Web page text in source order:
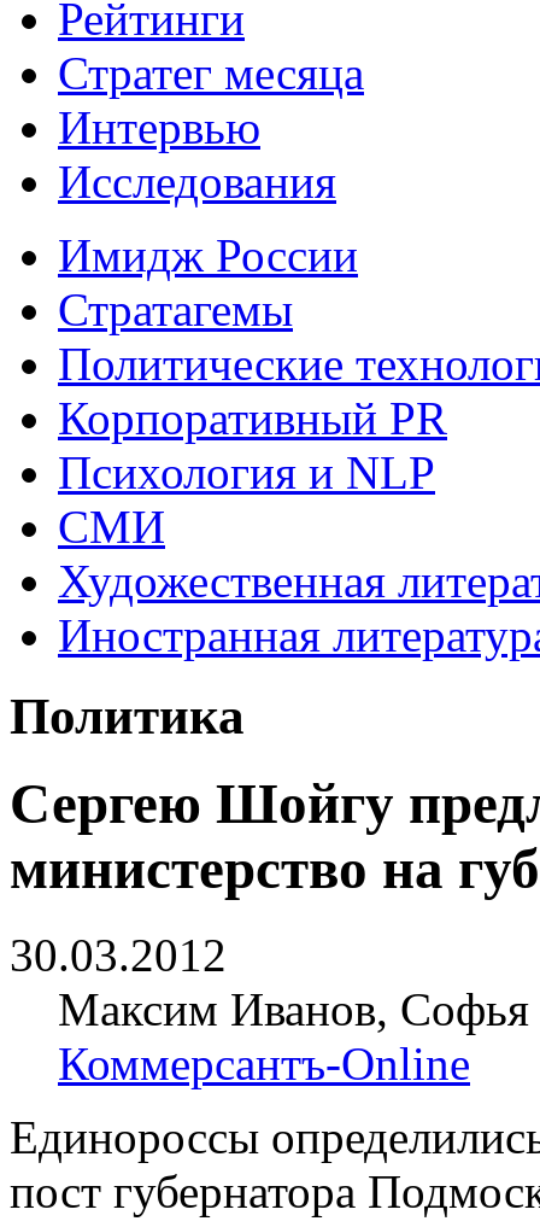
Рейтинги
Стратег месяца
Интервью
Исследования
Имидж России
Стратагемы
Политические
Корпоративный PR
Психология и NLP
СМИ
Художественная
Иностранная
Политика
Сергею Шойгу
министерство на
30.03.2012
Максим Иванов, Софья
Коммерсантъ-Online
Единороссы
пост губернатора